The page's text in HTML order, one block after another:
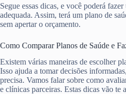
Segue essas dicas, e você poderá
adequada. Assim, terá um plano de
sem apertar o orçamento.
Como Comparar Planos de Saúde e
Existem várias maneiras de escolher
Isso ajuda a tomar decisões
precisa. Vamos falar sobre como
e clínicas parceiras. Estas dicas vão te